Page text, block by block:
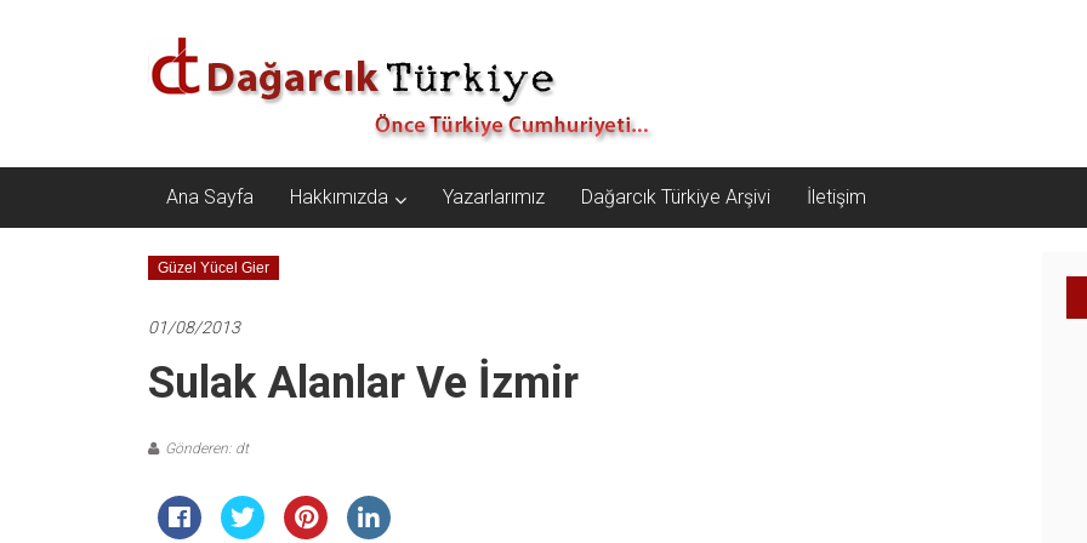
Dağarcık
Türkiye
Türkiye
Cumhuriyeti…
Ana Sayfa Hakkımızda Yazarlarımız Dağarcık Türkiye Arşivi İletişim
Güzel Yücel Gier
01/08/2013
Sulak Alanlar Ve İzmir
Gönderen: dt